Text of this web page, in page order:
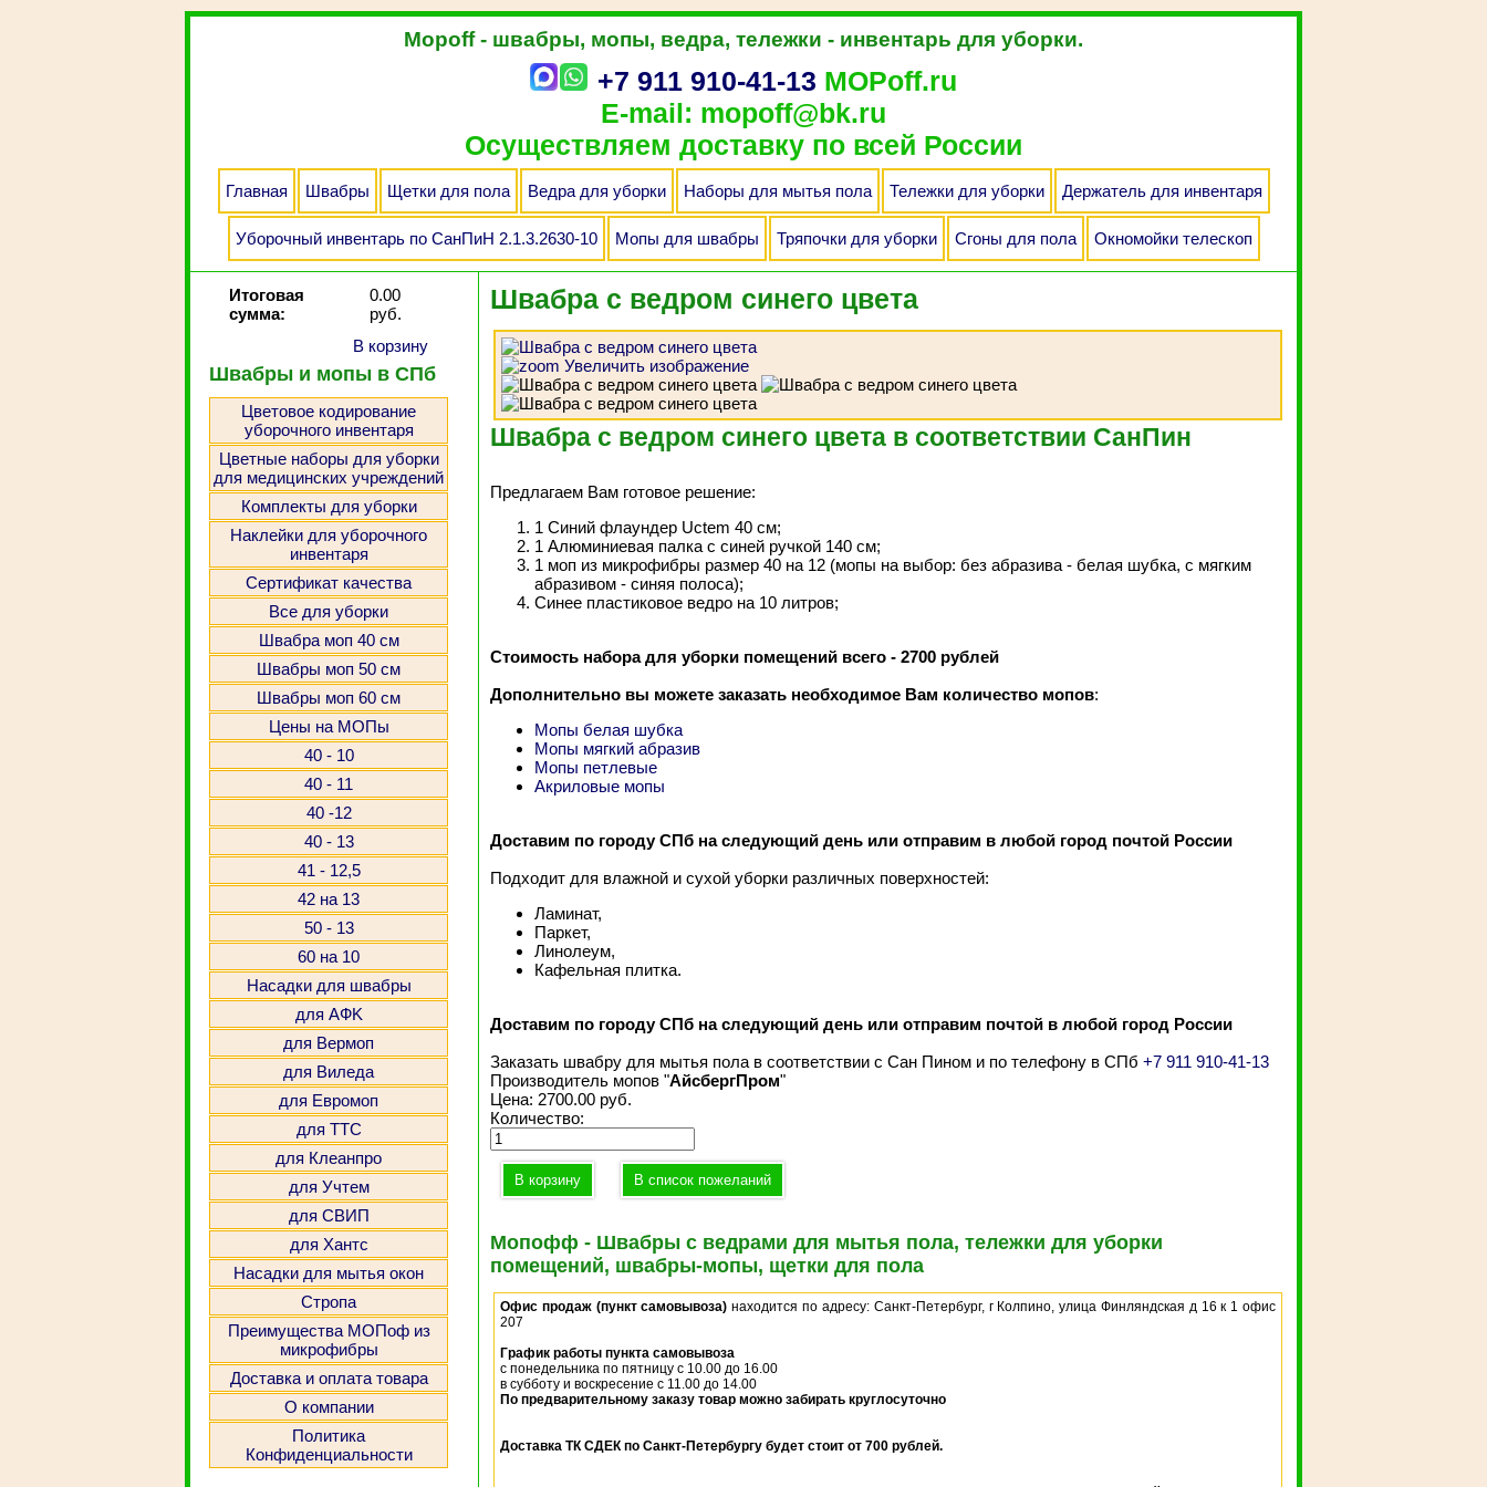
Mopoff - швабры, мопы, ведра, тележки - инвентарь для уборки.
+7 911 910-41-13 MOPoff.ru
E-mail: mopoff@bk.ru
Осуществляем доставку по всей России
Главная Швабры Щетки для пола Ведра для уборки Наборы для мытья пола Тележки для уборки Держатель для инвентаря
Уборочный инвентарь по СанПиН 2.1.3.2630-10 Мопы для швабры Тряпочки для уборки Сгоны для пола Окномойки телескоп
Швабра с ведром синего цвета
Увеличить изображение
Швабра с ведром синего цвета в соответствии СанПин
Предлагаем Вам готовое решение:
1 Синий флаундер Uctem 40 см;
1 Алюминиевая палка с синей ручкой 140 см;
1 моп из микрофибры размер 40 на 12 (мопы на выбор: без абразива - белая шубка, с мягким
абразивом - синяя полоса);
Синее пластиковое ведро на 10 литров;
Стоимость набора для уборки помещений всего - 2700 рублей
Дополнительно вы можете заказать необходимое Вам количество мопов:
Мопы белая шубка
Мопы мягкий абразив
Мопы петлевые
Акриловые мопы
Доставим по городу СПб на следующий день или отправим в любой город почтой России
Подходит для влажной и сухой уборки различных поверхностей:
Ламинат,
Паркет,
Линолеум,
Кафельная плитка.
Доставим по городу СПб на следующий день или отправим почтой в любой город России
Заказать швабру для мытья пола в соответствии с Сан Пином и по телефону в СПб +7 911 910-41-13
Производитель мопов "АйсбергПром"
Цена: 2700.00 руб.
Количество:
Мопофф - Швабры с ведрами для мытья пола, тележки для уборки
помещений, швабры-мопы, щетки для пола
Офис продаж (пункт самовывоза) находится по адресу: Санкт-Петербург, г Колпино, улица Финляндская д 16 к 1 офис
207
График работы пункта самовывоза
с понедельника по пятницу с 10.00 до 16.00
в субботу и воскресение с 11.00 до 14.00
По предварительному заказу товар можно забирать круглосуточно
Доставка ТК СДЕК по Санкт-Петербургу будет стоит от 700 рублей.
Итоговая
сумма:
0.00
руб.
В корзину
Швабры и мопы в СПб
Цветовое кодирование
уборочного инвентаря
Цветные наборы для уборки
для медицинских учреждений
Комплекты для уборки
Наклейки для уборочного
инвентаря
Сертификат качества
Все для уборки
Швабра моп 40 см
Швабры моп 50 см
Швабры моп 60 см
Цены на МОПы
40 - 10
40 - 11
40 -12
40 - 13
41 - 12,5
42 на 13
50 - 13
60 на 10
Насадки для швабры
для АФK
для Вермоп
для Виледа
для Евромоп
для ТТС
для Клеанпро
для Учтем
для СВИП
для Хантс
Насадки для мытья окон
Стропа
Преимущества МОПоф из
микрофибры
Доставка и оплата товара
О компании
Политика
Конфиденциальности